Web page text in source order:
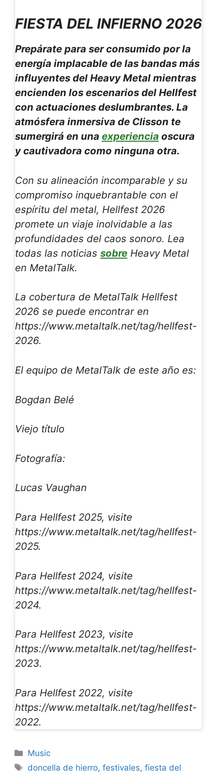
FIESTA DEL INFIERNO 2026
Prepárate para ser consumido por la
energía implacable de las bandas más
influyentes del Heavy Metal mientras
encienden los escenarios del Hellfest
con actuaciones deslumbrantes. La
atmósfera inmersiva de Clisson te
sumergirá en una experiencia oscura
y cautivadora como ninguna otra.
Con su alineación incomparable y su
compromiso inquebrantable con el
espíritu del metal, Hellfest 2026
promete un viaje inolvidable a las
profundidades del caos sonoro. Lea
todas las noticias sobre Heavy Metal
en MetalTalk.
La cobertura de MetalTalk Hellfest
2026 se puede encontrar en
https://www.metaltalk.net/tag/hellfest-
2026.
El equipo de MetalTalk de este año es:
Bogdan Belé
Viejo título
Fotografía:
Lucas Vaughan
Para Hellfest 2025, visite
https://www.metaltalk.net/tag/hellfest-
2025.
Para Hellfest 2024, visite
https://www.metaltalk.net/tag/hellfest-
2024.
Para Hellfest 2023, visite
https://www.metaltalk.net/tag/hellfest-
2023.
Para Hellfest 2022, visite
https://www.metaltalk.net/tag/hellfest-
2022.
Categories
Music
Tags
doncella de hierro,festivales,fiesta del